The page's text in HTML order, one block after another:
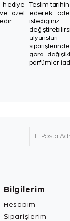
hediye
özel
Teslim
ederek
alyansları
göre
parfümler
Bilgilerim
Hesabım
Siparişlerim